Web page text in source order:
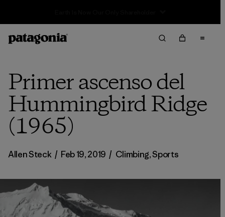
Primer ascenso del
Hummingbird Ridge
(1965)
Allen Steck / Feb 19, 2019 / Climbing,Sports